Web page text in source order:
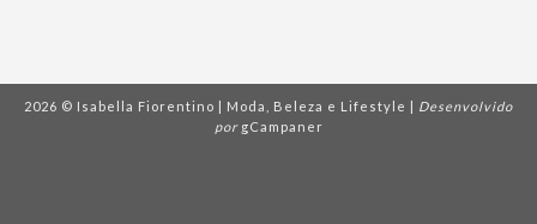
2026 © Isabella Fiorentino | Moda, Beleza e Lifestyle | Desenvolvido
por gCampaner